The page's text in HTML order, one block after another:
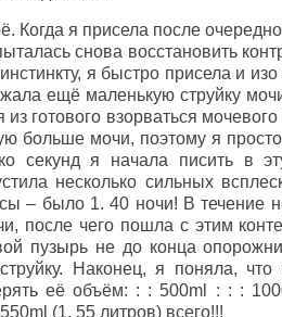
Когда я присела после
снова восстановить
я быстро присела и
ещё маленькую струйку
из готового взорваться
больше мочи, поэтому я
секунд я начала писить в
несколько сильных
– было 1. 40 ночи! В течение
после чего пошла с этим
пузырь не до конца
Наконец, я поняла,
её объём: : : 500ml : : :
(1. 55 литров) всего!!!